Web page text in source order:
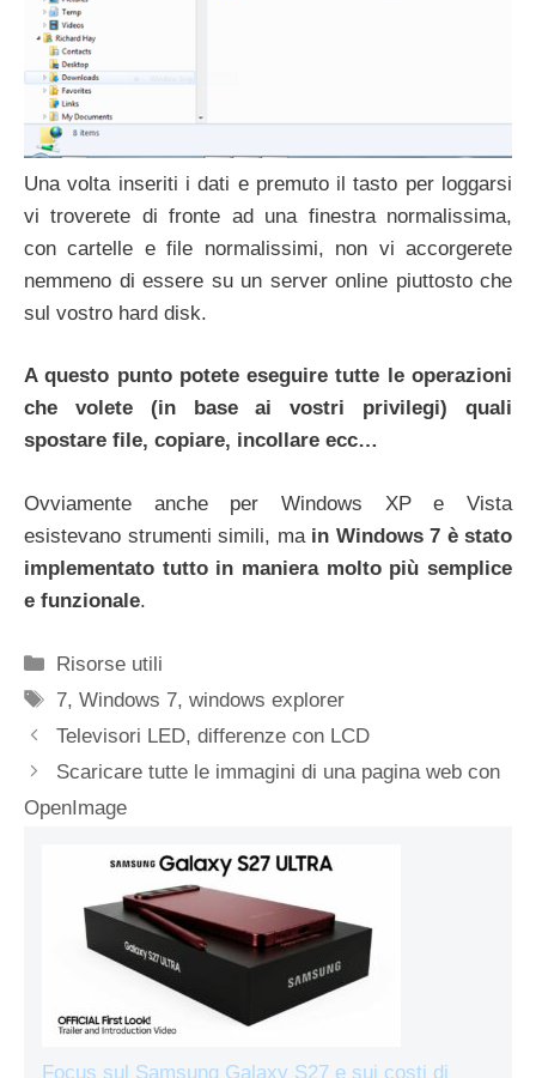
Una volta inseriti i dati e premuto il tasto per loggarsi
vi troverete di fronte ad una finestra normalissima,
con cartelle e file normalissimi, non vi accorgerete
nemmeno di essere su un server online piuttosto che
sul vostro hard disk.
A questo punto potete eseguire tutte le operazioni
che volete (in base ai vostri privilegi) quali
spostare file, copiare, incollare ecc…
Ovviamente anche per Windows XP e Vista
esistevano strumenti simili, ma in Windows 7 è stato
implementato tutto in maniera molto più semplice
e funzionale.
Categorie
Risorse utili
Tag
7,Windows 7,windows explorer
Televisori LED, differenze con LCD
Scaricare tutte le immagini di una pagina web con
OpenImage
Focus sul Samsung Galaxy S27 e sui costi di